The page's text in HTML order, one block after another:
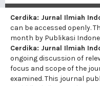
Cerdika: Jurnal Ilmiah
can be accessed openly.
month by Publikasi
Cerdika: Jurnal Ilmiah
ongoing discussion of
focus and scope of the
examined. This journal